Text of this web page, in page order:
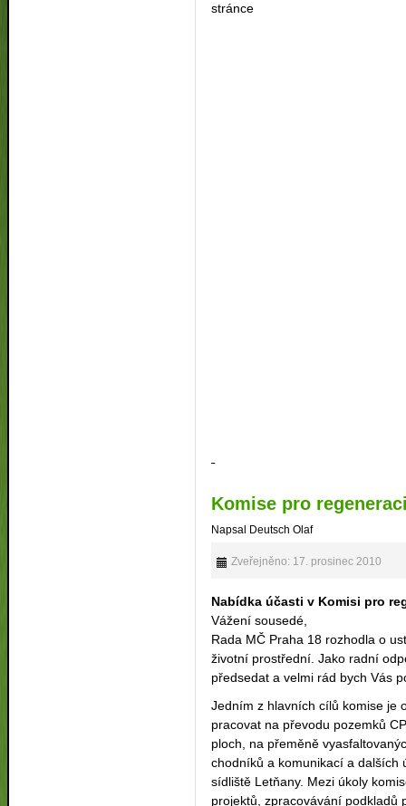
stránce
Komise pro
Napsal Deutsch Olaf
Zveřejněno: 17. prosinec 2010
Nabídka účasti v Komisi pro
Vážení sousedé,
Rada MČ Praha 18 rozhodla o
životní prostřední. Jako radní
předsedat a velmi rád bych Vás
Jedním z hlavních cílů komise je
pracovat na převodu pozemků
ploch, na přeměně
chodníků a komunikací a dalších
sídliště Letňany. Mezi úkoly
projektů, zpracovávání podkladů